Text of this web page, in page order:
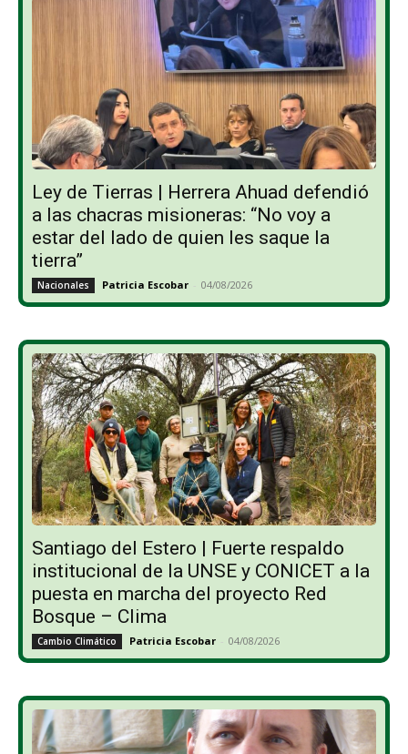
Ley de Tierras | Herrera Ahuad defendió
a las chacras misioneras: “No voy a
estar del lado de quien les saque la
tierra”
Nacionales Patricia Escobar - 04/08/2026
Santiago del Estero | Fuerte respaldo
institucional de la UNSE y CONICET a la
puesta en marcha del proyecto Red
Bosque – Clima
Cambio Climático Patricia Escobar - 04/08/2026